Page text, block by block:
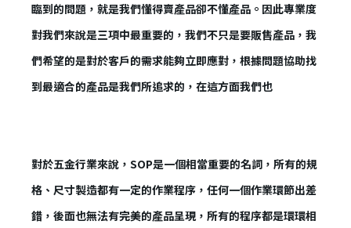
建立專屬帳號
只要再完成幾個步驟，即可完成帳號的註冊程序，
我 要 註 冊
臨到的問題，就是我們懂得賣產品卻不懂產品。因此專業度
對我們來說是三項中最重要的，我們不只是要販售產品，我
們希望的是對於客戶的需求能夠立即應對，根據問題協助找
到最適合的產品是我們所追求的，在這方面我們也
對於五金行業來說，SOP是一個相當重要的名詞，所有的規
格、尺寸製造都有一定的作業程序，任何一個作業環節出差
錯，後面也無法有完美的產品呈現，所有的程序都是環環相